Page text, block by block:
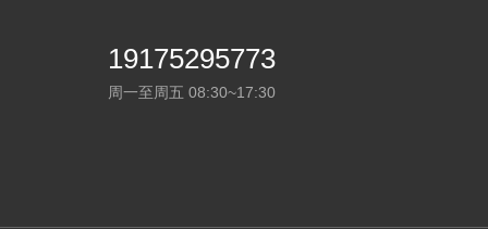
19175295773
周一至周五 08:30~17:30